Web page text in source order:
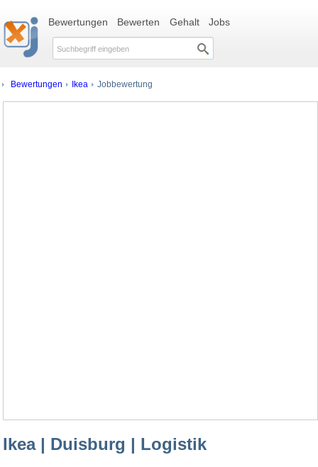
Bewertungen Bewerten Gehalt Jobs
Bewertungen Ikea Jobbewertung
Ikea | Duisburg | Logistik